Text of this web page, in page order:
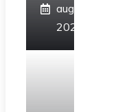
augusta
2026